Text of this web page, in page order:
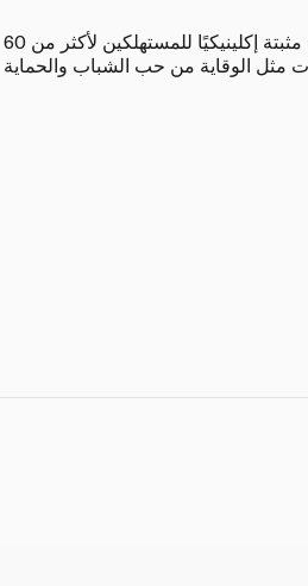
أوصت علامة نيوتروجينا التي أوصت بها أطباء الجلد في جميع أنحاء العالم بتقديم حلول للعناية بالبشرة مثبتة إكلينيكيًا للمستهلكين لأكثر من 60
نتائج حقيقية في فئات مثل الوقاية من حب الشباب والحماية